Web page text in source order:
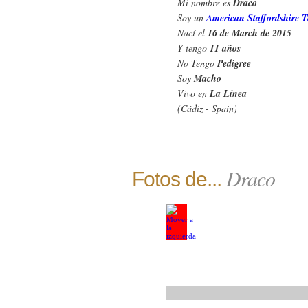
Draco
Soy unAmerican Staffordshire
Nací el 16 de March de 2015
Y tengo 11 años
No TengoPedigree
SoyMacho
Vivo enLa Línea
(Cádiz - Spain)
Fotos de... Draco